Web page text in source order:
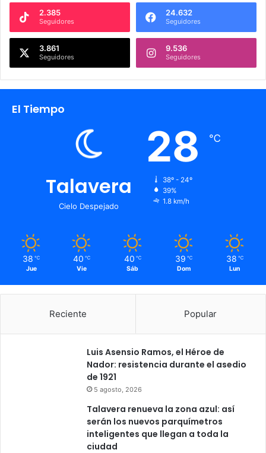
2.385
Seguidores
24.632
Seguidores
3.861
Seguidores
9.536
Seguidores
El Tiempo
Talavera
Cielo Despejado
28 ℃
38º - 24º
39%
1.8 km/h
38 ℃
Jue
40 ℃
Vie
40 ℃
Sáb
39 ℃
Dom
38 ℃
Lun
Reciente Popular
Luis Asensio Ramos, el Héroe de
Nador: resistencia durante el asedio
de 1921
5 agosto, 2026
Talavera renueva la zona azul: así
serán los nuevos parquímetros
inteligentes que llegan a toda la
ciudad